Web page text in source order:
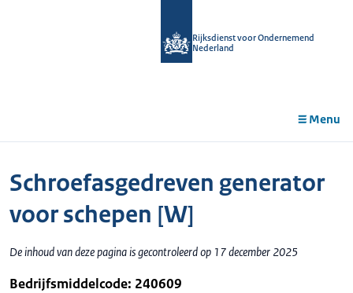
Rijksdienst voor Ondernemend
Nederland
Menu
Schroefasgedreven generator
voor schepen [W]
De inhoud van deze pagina is gecontroleerd op 17 december 2025
Bedrijfsmiddelcode: 240609